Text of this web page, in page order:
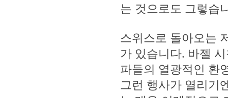
는 것으로도 그렇습
스위스로 돌아오는
가 있습니다. 바젤
파들의 열광적인 환
그런 행사가 열리기